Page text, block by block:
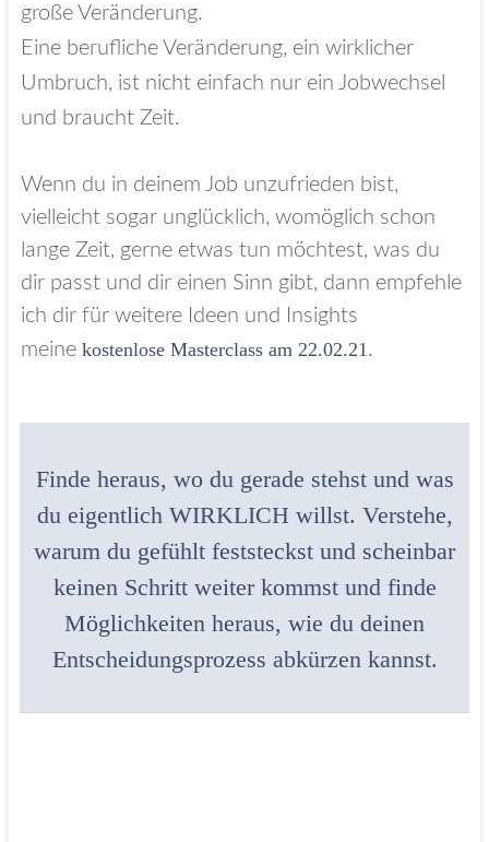
große Veränderung.
Eine berufliche Veränderung, ein wirklicher
Umbruch, ist nicht einfach nur ein Jobwechsel
und braucht Zeit.
Wenn du in deinem Job unzufrieden bist,
vielleicht sogar unglücklich, womöglich schon
lange Zeit, gerne etwas tun möchtest, was du
dir passt und dir einen Sinn gibt, dann empfehle
ich dir für weitere Ideen und Insights
meine kostenlose Masterclass am 22.02.21 .
Finde heraus, wo du gerade stehst und was
du eigentlich WIRKLICH willst. Verstehe,
warum du gefühlt feststeckst und scheinbar
keinen Schritt weiter kommst und finde
Möglichkeiten heraus, wie du deinen
Entscheidungsprozess abkürzen kannst.